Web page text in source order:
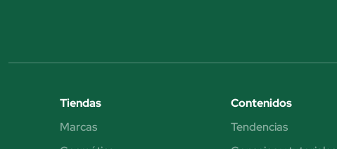
Tiendas
Marcas
Contenidos
Tendencias